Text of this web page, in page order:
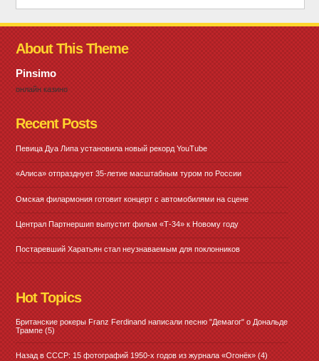
About This Theme
Pinsimo
онлайн казино
Recent Posts
Певица Дуа Липа установила новый рекорд YouTube
«Алиса» отпразднует 35-летие масштабным туром по России
Омская филармония готовит концерт с автомобилями на сцене
Централ Партнершип выпустит фильм «Т-34» к Новому году
Постаревший Харатьян стал неузнаваемым для поклонников
Hot Topics
Британские рокеры Franz Ferdinand написали песню "Демагог" о Дональде
Трампе (5)
Назад в СССР: 15 фотографий 1950-х годов из журнала «Огонёк» (4)